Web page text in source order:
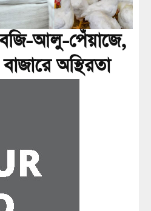
আলু-পেঁয়াজে,
অস্থিরতা